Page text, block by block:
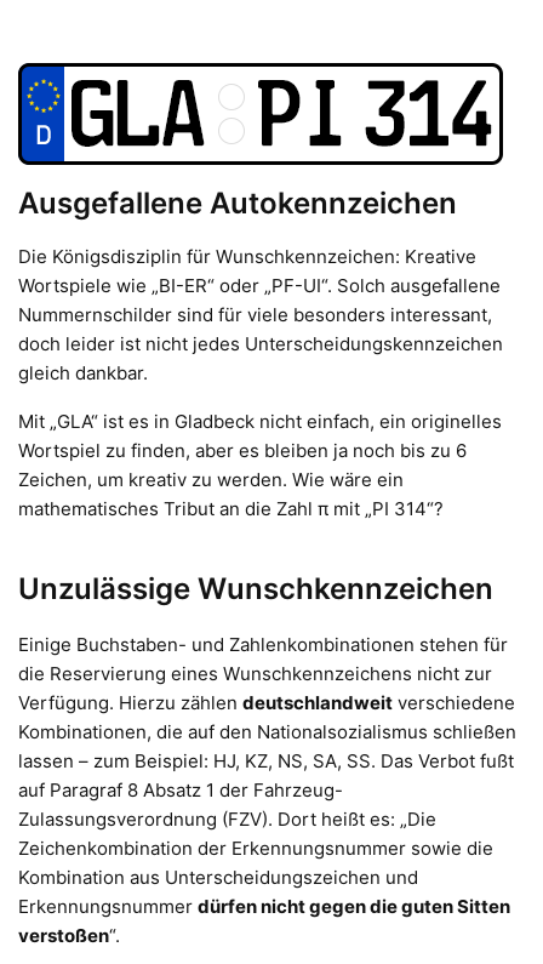
Ausgefallene Autokennzeichen
Die Königsdisziplin für Wunschkennzeichen: Kreative
Wortspiele wie „BI-ER“ oder „PF-UI“. Solch ausgefallene
Nummernschilder sind für viele besonders interessant,
doch leider ist nicht jedes Unterscheidungskennzeichen
gleich dankbar.
Mit „GLA“ ist es in Gladbeck nicht einfach, ein originelles
Wortspiel zu finden, aber es bleiben ja noch bis zu 6
Zeichen, um kreativ zu werden. Wie wäre ein
mathematisches Tribut an die Zahl π mit „PI 314“?
Unzulässige Wunschkennzeichen
Einige Buchstaben- und Zahlenkombinationen stehen für
die Reservierung eines Wunschkennzeichens nicht zur
Verfügung. Hierzu zählen deutschlandweit verschiedene
Kombinationen, die auf den Nationalsozialismus schließen
lassen – zum Beispiel: HJ, KZ, NS, SA, SS. Das Verbot fußt
auf Paragraf 8 Absatz 1 der Fahrzeug-
Zulassungsverordnung (FZV). Dort heißt es: „Die
Zeichenkombination der Erkennungsnummer sowie die
Kombination aus Unterscheidungszeichen und
Erkennungsnummer dürfen nicht gegen die guten Sitten
verstoßen“.